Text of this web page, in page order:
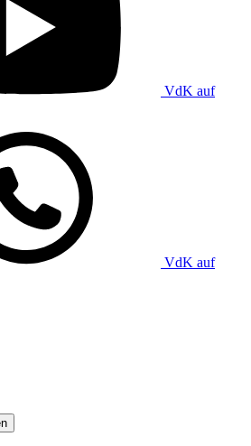
VdK auf
VdK auf